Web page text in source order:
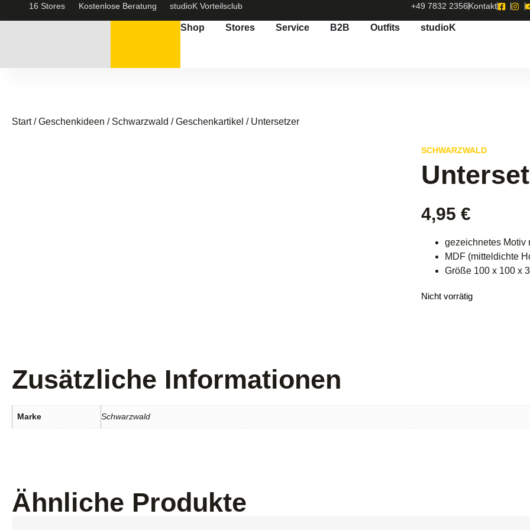
16 Stores Kostenlose Beratung studioK Vorteilsclub +49 7832 2356Kontakt
Shop Stores Service B2B Outfits studioK
Start/Geschenkideen / Schwarzwald /Geschenkartikel / Untersetzer
SCHWARZWALD
4,95 €
gezeichnetes Motiv
MDF (mitteldichte
Größe 100 x 100 x
Nicht vorrätig
Zusätzliche Informationen
Marke Schwarzwald
Ähnliche Produkte